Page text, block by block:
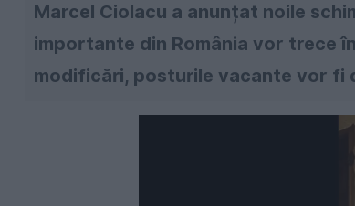
Marcel Ciolacu a anunțat noile
importante din România vor trece
modificări, posturile vacante vor fi